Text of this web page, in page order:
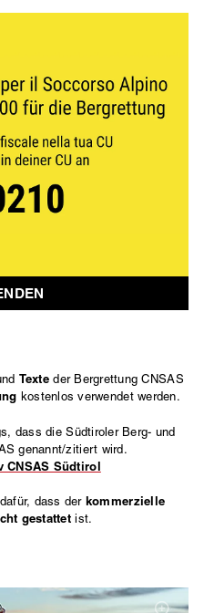
Texteder Bergrettung CNSAS
kostenlos verwendet werden.
dass die Südtiroler Berg- und
genannt/zitiert wird.
CNSAS Südtirol
dass der kommerzielle
gestattetist.